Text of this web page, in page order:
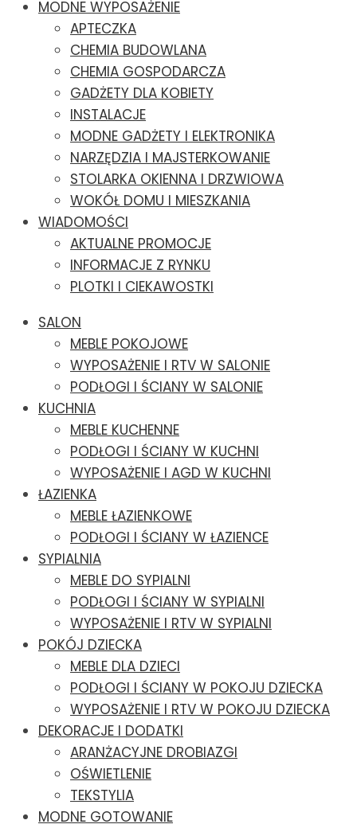
MODNE WYPOSAŻENIE
APTECZKA
CHEMIA BUDOWLANA
CHEMIA GOSPODARCZA
GADŻETY DLA KOBIETY
INSTALACJE
MODNE GADŻETY I ELEKTRONIKA
NARZĘDZIA I MAJSTERKOWANIE
STOLARKA OKIENNA I DRZWIOWA
WOKÓŁ DOMU I MIESZKANIA
WIADOMOŚCI
AKTUALNE PROMOCJE
INFORMACJE Z RYNKU
PLOTKI I CIEKAWOSTKI
SALON
MEBLE POKOJOWE
WYPOSAŻENIE I RTV W SALONIE
PODŁOGI I ŚCIANY W SALONIE
KUCHNIA
MEBLE KUCHENNE
PODŁOGI I ŚCIANY W KUCHNI
WYPOSAŻENIE I AGD W KUCHNI
ŁAZIENKA
MEBLE ŁAZIENKOWE
PODŁOGI I ŚCIANY W ŁAZIENCE
SYPIALNIA
MEBLE DO SYPIALNI
PODŁOGI I ŚCIANY W SYPIALNI
WYPOSAŻENIE I RTV W SYPIALNI
POKÓJ DZIECKA
MEBLE DLA DZIECI
PODŁOGI I ŚCIANY W POKOJU DZIECKA
WYPOSAŻENIE I RTV W POKOJU DZIECKA
DEKORACJE I DODATKI
ARANŻACYJNE DROBIAZGI
OŚWIETLENIE
TEKSTYLIA
MODNE GOTOWANIE